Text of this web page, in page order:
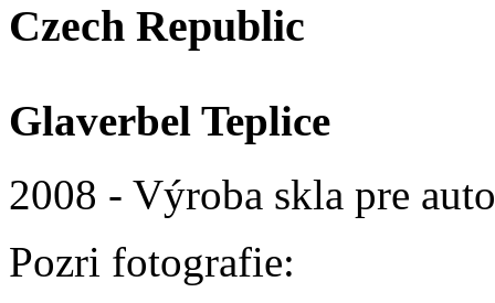
Czech Republic
Glaverbel Teplice
2008 - Výroba skla pre
Pozri fotografie: